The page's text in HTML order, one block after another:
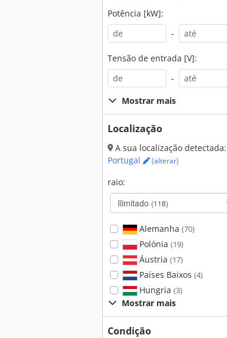
Potência [kW]:
-
Tensão de entrada [V]:
-
Mostrar mais
Localização
A sua localização detectada:
Portugal
(alterar)
raio:
Ilimitado (118)
Alemanha (70)
Polónia (19)
Áustria (17)
Países Baixos (4)
Hungria (3)
Mostrar mais
Condição